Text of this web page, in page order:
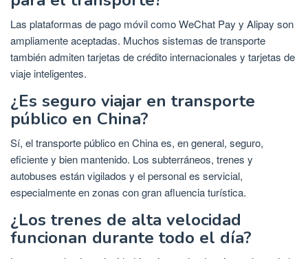
Las plataformas de pago móvil como WeChat Pay y Alipay son
ampliamente aceptadas. Muchos sistemas de transporte
también admiten tarjetas de crédito internacionales y tarjetas de
viaje inteligentes.
¿Es seguro viajar en transporte
público en China?
Sí, el transporte público en China es, en general, seguro,
eficiente y bien mantenido. Los subterráneos, trenes y
autobuses están vigilados y el personal es servicial,
especialmente en zonas con gran afluencia turística.
¿Los trenes de alta velocidad
funcionan durante todo el día?